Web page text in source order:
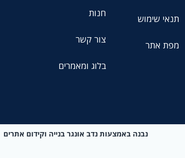
תנאי שימוש
מפת אתר
חנות
צור קשר
בלוג ומאמרים
נבנה באמצעות נדב אונגר בנייה וקידום אתרים